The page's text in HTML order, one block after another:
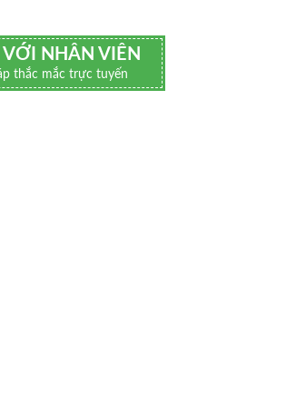
VỚI NHÂN VIÊN
thắc mắc trực tuyến